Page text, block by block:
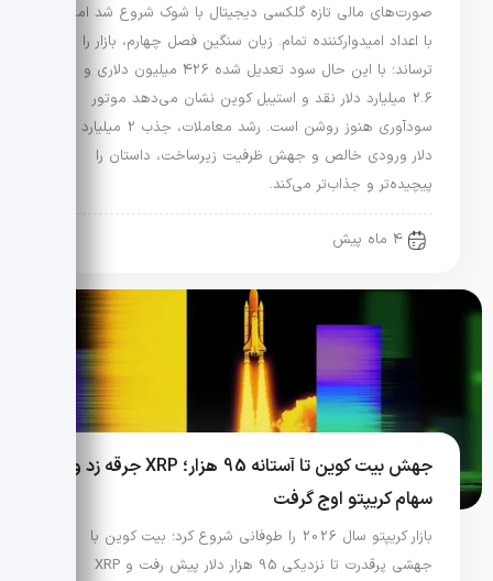
صورت‌های مالی تازه گلکسی دیجیتال با شوک شروع شد اما
با اعداد امیدوارکننده تمام. زیان سنگین فصل چهارم، بازار را
ترساند؛ با این حال سود تعدیل شده 426 میلیون دلاری و
2.6 میلیارد دلار نقد و استیبل کوین نشان می‌دهد موتور
سودآوری هنوز روشن است. رشد معاملات، جذب 2 میلیارد
دلار ورودی خالص و جهش ظرفیت زیرساخت، داستان را
پیچیده‌تر و جذاب‌تر می‌کند.
4 ماه پیش
جهش بیت کوین تا آستانه 95 هزار؛ XRP جرقه زد و
سهام کریپتو اوج گرفت
بازار کریپتو سال 2026 را طوفانی شروع کرد؛ بیت کوین با
جهشی پرقدرت تا نزدیکی 95 هزار دلار پیش رفت و XRP